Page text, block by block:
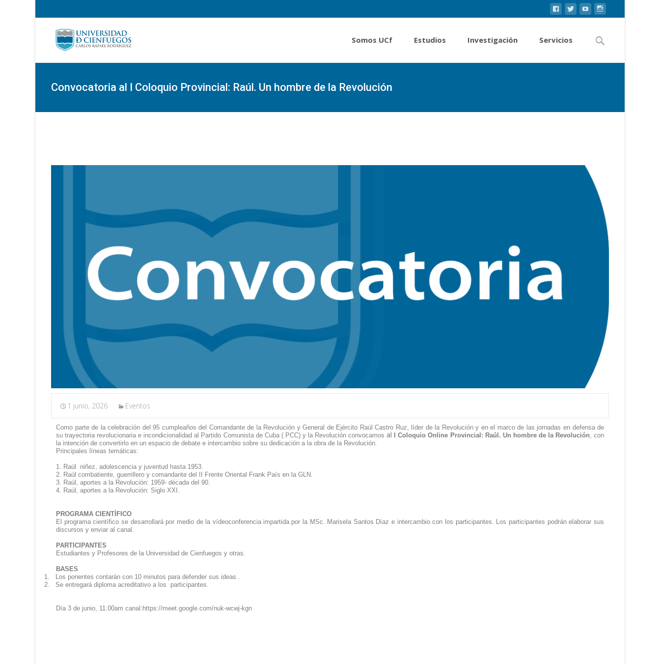
Somos UCf Estudios Investigación Servicios
Convocatoria al I Coloquio Provincial: Raúl. Un hombre de la Revolución
1 junio, 2026 Eventos
Como parte de la celebración del 95 cumpleaños del Comandante de la Revolución y General de Ejército Raúl Castro Ruz, líder de la Revolucióny en el marco de las jornadas en defensa de
su trayectoria revolucionaria e incondicionalidad al Partido Comunista de Cuba ( PCC) y la Revolución convocamos al I Coloquio Online Provincial: Raúl. Un hombre de la Revolución, con
la intención de convertirlo en un espacio de debate e intercambio sobre su dedicación a la obra de la Revolución.
Principales líneas temáticas:
1. Raúl niñez, adolescencia y juventud hasta 1953.
2. Raúl combatiente, guerrillero y comandante del II Frente Oriental Frank País en la GLN.
3. Raúl , aportes a la Revolución: 1959- década del 90.
4. Raúl , aportes a la Revolución: Siglo XXI.
PROGRAMA CIENTÍFICO
El programa científico se desarrollará por medio dela vídeoconferencia impartida por la MSc. Marisela Santos Díaz e intercambio con los participantes. Los participantes podrán elaborar sus
discursos y enviar al canal .
PARTICIPANTES
Estudiantes y Profesores de la Universidad de Cienfuegos y otras.
BASES
1.
Los ponentes contarán con 10 minutos para defender sus ideas .
2.
Se entregará diploma acreditativo a los participantes.
Día 3 de junio, 11.00am canal:https://meet.google.com/nuk-wcwj-kgn